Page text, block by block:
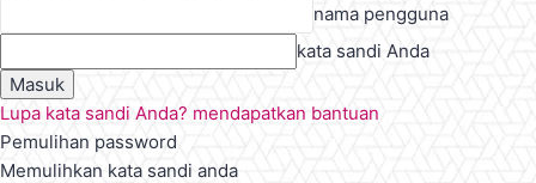
nama pengguna
kata sandi Anda
Lupa kata sandi Anda? mendapatkan bantuan
Pemulihan password
Memulihkan kata sandi anda